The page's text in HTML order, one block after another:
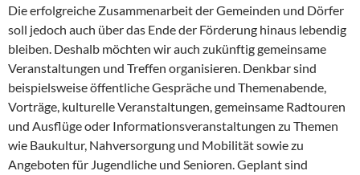
Die erfolgreiche Zusammenarbeit der Gemeinden und Dörfer
soll jedoch auch über das Ende der Förderung hinaus lebendig
bleiben. Deshalb möchten wir auch zukünftig gemeinsame
Veranstaltungen und Treffen organisieren. Denkbar sind
beispielsweise öffentliche Gespräche und Themenabende,
Vorträge, kulturelle Veranstaltungen, gemeinsame Radtouren
und Ausflüge oder Informationsveranstaltungen zu Themen
wie Baukultur, Nahversorgung und Mobilität sowie zu
Angeboten für Jugendliche und Senioren. Geplant sind